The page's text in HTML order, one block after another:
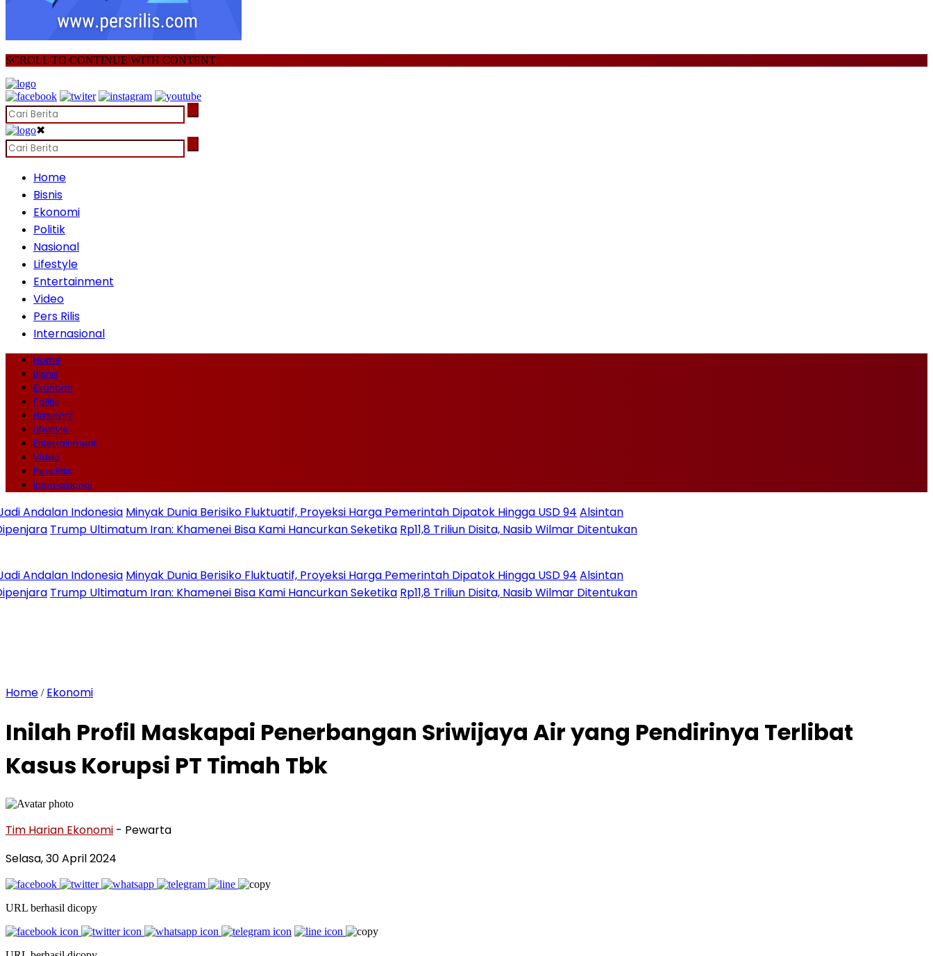
SCROLL TO CONTINUE WITH CONTENT
✖
Home
Bisnis
Ekonomi
Politik
Nasional
Lifestyle
Entertainment
Video
Pers Rilis
Internasional
Home
Bisnis
Ekonomi
Politik
Nasional
Lifestyle
Entertainment
Video
Pers Rilis
Internasional
IndonesiaMinyak Dunia Berisiko Fluktuatif, Proyeksi Harga Pemerintah Dipatok Hingga USD 94Alsintan
Trump Ultimatum Iran: Khamenei Bisa Kami Hancurkan SeketikaRp11,8 Triliun Disita, Nasib Wilmar Ditentukan
IndonesiaMinyak Dunia Berisiko Fluktuatif, Proyeksi Harga Pemerintah Dipatok Hingga USD 94Alsintan
Trump Ultimatum Iran: Khamenei Bisa Kami Hancurkan SeketikaRp11,8 Triliun Disita, Nasib Wilmar Ditentukan
Home / Ekonomi
Inilah Profil Maskapai Penerbangan Sriwijaya Air yang Pendirinya Terlibat
Kasus Korupsi PT Timah Tbk
Tim Harian Ekonomi - Pewarta
Selasa, 30 April 2024
URL berhasil dicopy